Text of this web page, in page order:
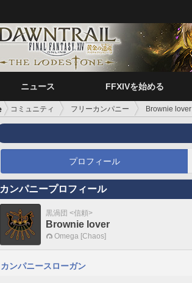
ニュース FFXIVを始める
コミュニティ フリーカンパニー Brownie lover
プロフィール
カンパニープロフィール
黒渦団 <信頼>
Brownie lover
Omega [Chaos]
カンパニースローガン